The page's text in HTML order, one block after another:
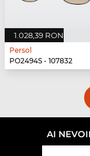
1.028,39 RON
Persol
PO2494S - 107832
AI